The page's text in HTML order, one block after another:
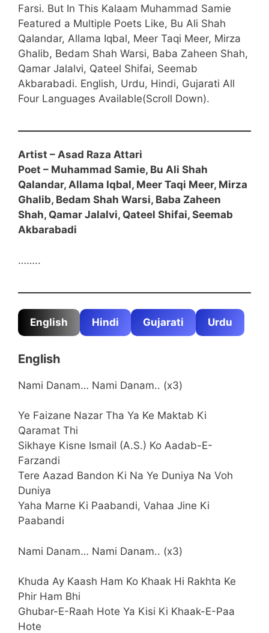
Farsi. But In This Kalaam Muhammad Samie
Featured a Multiple Poets Like, Bu Ali Shah
Qalandar, Allama Iqbal, Meer Taqi Meer, Mirza
Ghalib, Bedam Shah Warsi, Baba Zaheen Shah,
Qamar Jalalvi, Qateel Shifai, Seemab
Akbarabadi. English, Urdu, Hindi, Gujarati All
Four Languages Available(Scroll Down).
Artist – Asad Raza Attari
Poet – Muhammad Samie, Bu Ali Shah
Qalandar, Allama Iqbal, Meer Taqi Meer, Mirza
Ghalib, Bedam Shah Warsi, Baba Zaheen
Shah, Qamar Jalalvi, Qateel Shifai, Seemab
Akbarabadi
……..
English Hindi Gujarati Urdu
English
Nami Danam… Nami Danam.. (x3)
Ye Faizane Nazar Tha Ya Ke Maktab Ki
Qaramat Thi
Sikhaye Kisne Ismail (A.S.) Ko Aadab-E-
Farzandi
Tere Aazad Bandon Ki Na Ye Duniya Na Voh
Duniya
Yaha Marne Ki Paabandi, Vahaa Jine Ki
Paabandi
Nami Danam… Nami Danam.. (x3)
Khuda Ay Kaash Ham Ko Khaak Hi Rakhta Ke
Phir Ham Bhi
Ghubar-E-Raah Hote Ya Kisi Ki Khaak-E-Paa
Hote